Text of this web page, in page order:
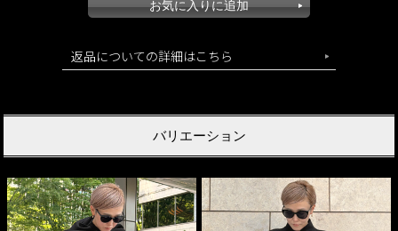
返品についての詳細はこちら
バリエーション